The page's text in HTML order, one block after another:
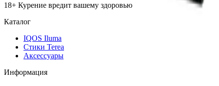
18+ Курение вредит вашему здоровью
Каталог
IQOS Iluma
Стики Terea
Аксессуары
Информация